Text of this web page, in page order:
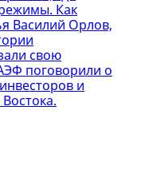
Как
Василий Орлов,
свою
поговорили о
и